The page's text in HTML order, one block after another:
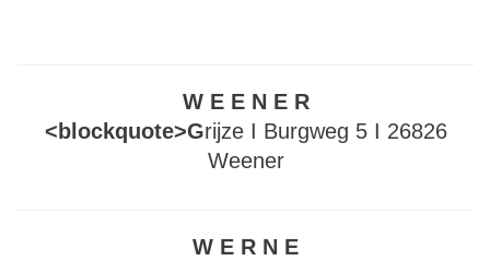
W E E N E R
<blockquote>Grijze I Burgweg 5 I 26826
Weener
W E R N E